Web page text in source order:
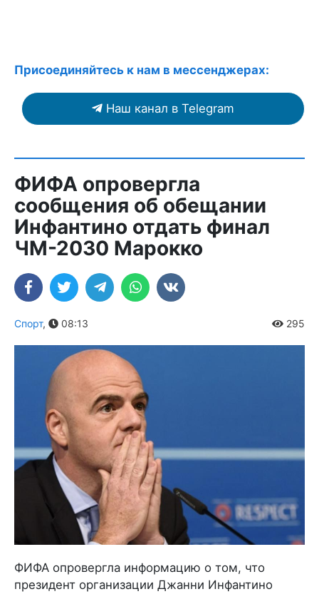
Присоединяйтесь к нам в мессенджерах:
Наш канал в Telegram
ФИФА опровергла
сообщения об обещании
Инфантино отдать финал
ЧМ-2030 Марокко
Спорт, 08:13 295
ФИФА опровергла информацию о том, что
президент организации Джанни Инфантино